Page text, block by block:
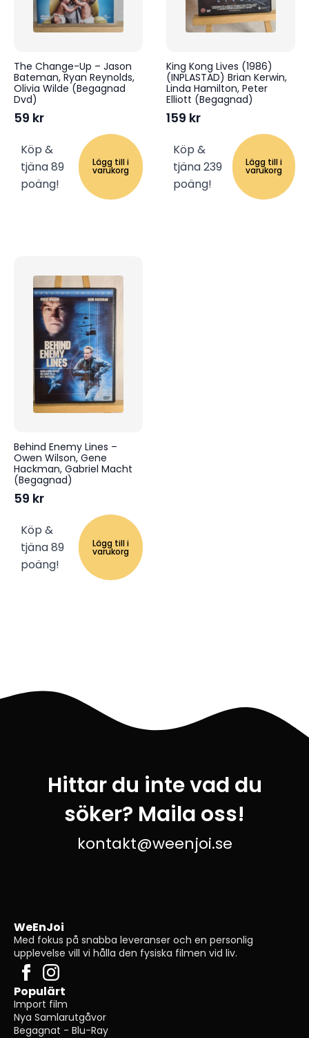
The Change-Up – Jason
Bateman, Ryan Reynolds,
Olivia Wilde (Begagnad
Dvd)
59 kr
Köp &
tjäna 89
poäng!
Lägg till i
varukorg
King Kong Lives (1986)
(INPLASTAD) Brian Kerwin,
Linda Hamilton, Peter
Elliott (Begagnad)
159 kr
Köp &
tjäna 239
poäng!
Lägg till i
varukorg
Behind Enemy Lines –
Owen Wilson, Gene
Hackman, Gabriel Macht
(Begagnad)
59 kr
Köp &
tjäna 89
poäng!
Lägg till i
varukorg
Hittar du inte vad du
söker? Maila oss!
kontakt@weenjoi.se
WeEnJoi
Med fokus på snabba leveranser och en personlig
upplevelse vill vi hålla den fysiska filmen vid liv.
Populärt
Import film
Nya Samlarutgåvor
Begagnat - Blu-Ray